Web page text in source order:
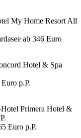
My Home Resort All
ab 346 Euro
Hotel & Spa
p.P.
Primera Hotel &
Euro p.P.